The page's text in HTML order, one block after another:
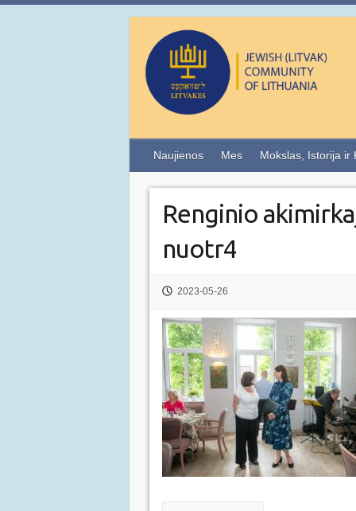
Naujienos Mes Mokslas, Istorija ir
Renginio
nuotr4
2023-05-26